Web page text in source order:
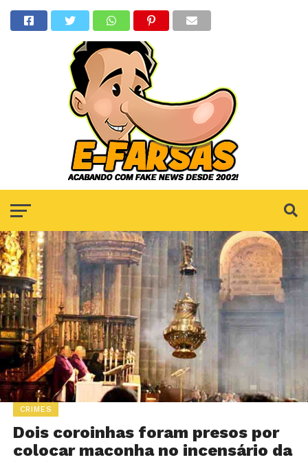
CRIMES
Dois coroinhas foram presos por
colocar maconha no incensário da